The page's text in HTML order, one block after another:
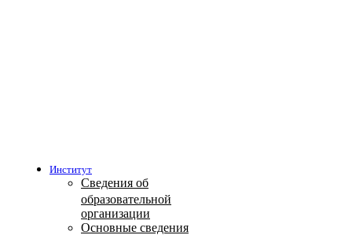
Институт
Сведения об
образовательной
организации
Основные сведения